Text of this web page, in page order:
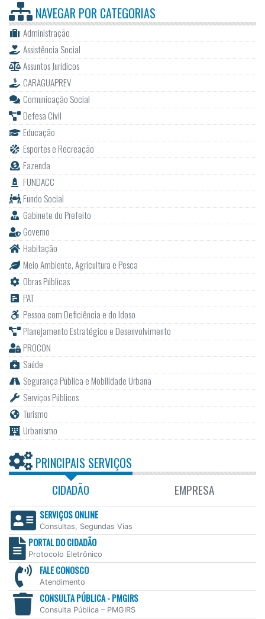
NAVEGAR POR CATEGORIAS
Administração
Assistência Social
Assuntos Jurídicos
CARAGUAPREV
Comunicação Social
Defesa Civil
Educação
Esportes e Recreação
Fazenda
FUNDACC
Fundo Social
Gabinete do Prefeito
Governo
Habitação
Meio Ambiente, Agricultura e Pesca
Obras Públicas
PAT
Pessoa com Deficiência e do Idoso
Planejamento Estratégico e Desenvolvimento
PROCON
Saúde
Segurança Pública e Mobilidade Urbana
Serviços Públicos
Turismo
Urbanismo
PRINCIPAIS SERVIÇOS
CIDADÃO EMPRESA
SERVIÇOS ONLINE
Consultas, Segundas Vias
PORTAL DO CIDADÃO
Protocolo Eletrônico
FALE CONOSCO
Atendimento
CONSULTA PÚBLICA - PMGIRS
Consulta Pública – PMGIRS